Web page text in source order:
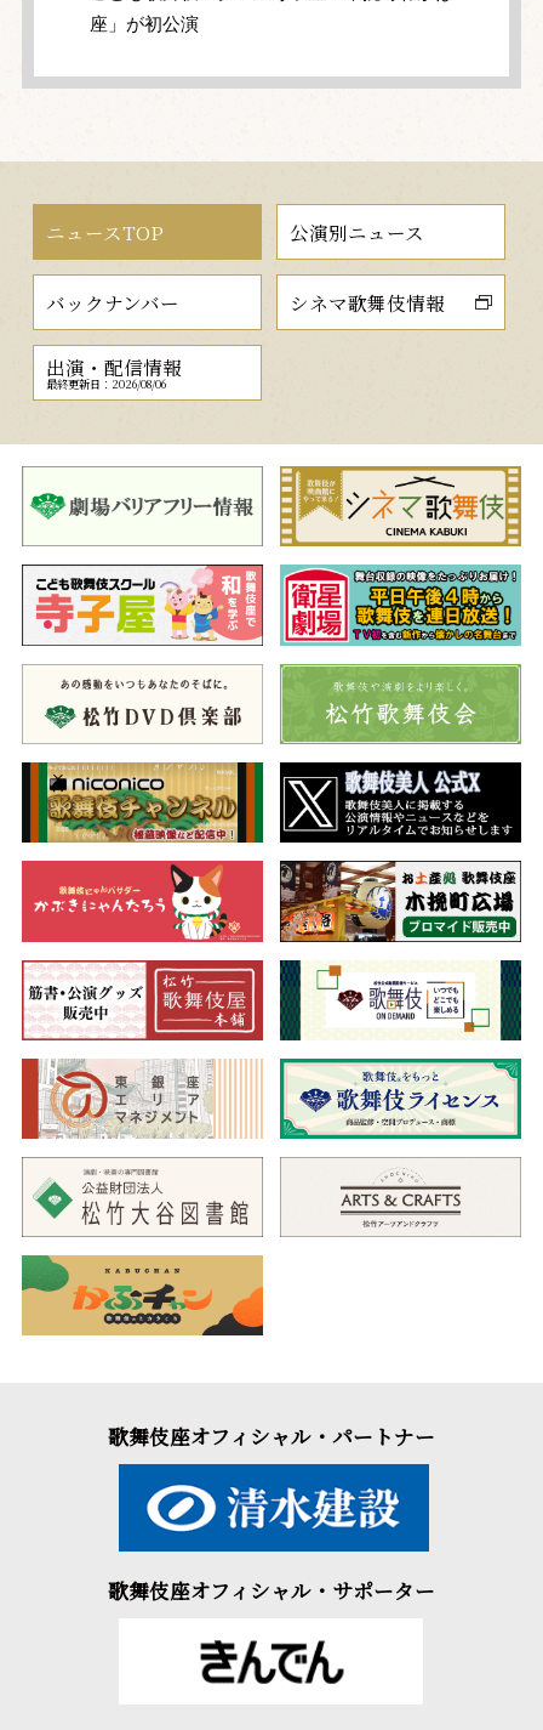
座」が初公演
ニュースTOP 公演別ニュース
バックナンバー シネマ歌舞伎情報
出演・配信情報
最終更新日：2026/08/06
歌舞伎座オフィシャル・パートナー
歌舞伎座オフィシャル・サポーター